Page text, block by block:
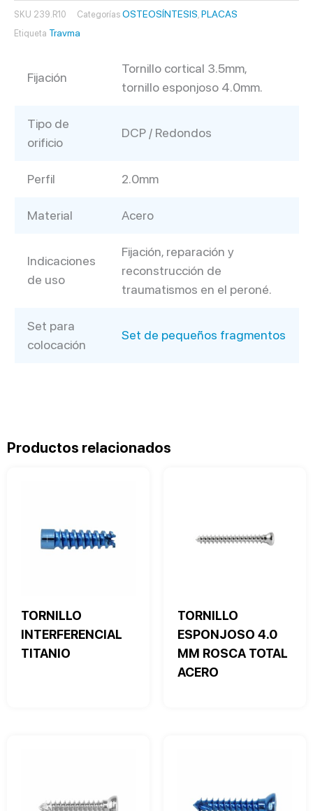
SKU 239.R10 Categorías OSTEOSÍNTESIS, PLACAS
Etiqueta Travma
Fijación
Tornillo cortical 3.5mm,
tornillo esponjoso 4.0mm.
Tipo de
orificio
DCP / Redondos
Perfil 2.0mm
Material Acero
Indicaciones
de uso
Fijación, reparación y
reconstrucción de
traumatismos en el peroné.
Set para
colocación
Set de pequeños fragmentos
Productos relacionados
TORNILLO
INTERFERENCIAL
TITANIO
TORNILLO
ESPONJOSO 4.0
MM ROSCA TOTAL
ACERO